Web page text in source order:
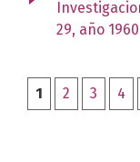
29, año 1960
1 2 3 4